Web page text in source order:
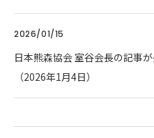
2026/01/15
日本熊森協会 室谷会長の記事
（2026年1月4日）